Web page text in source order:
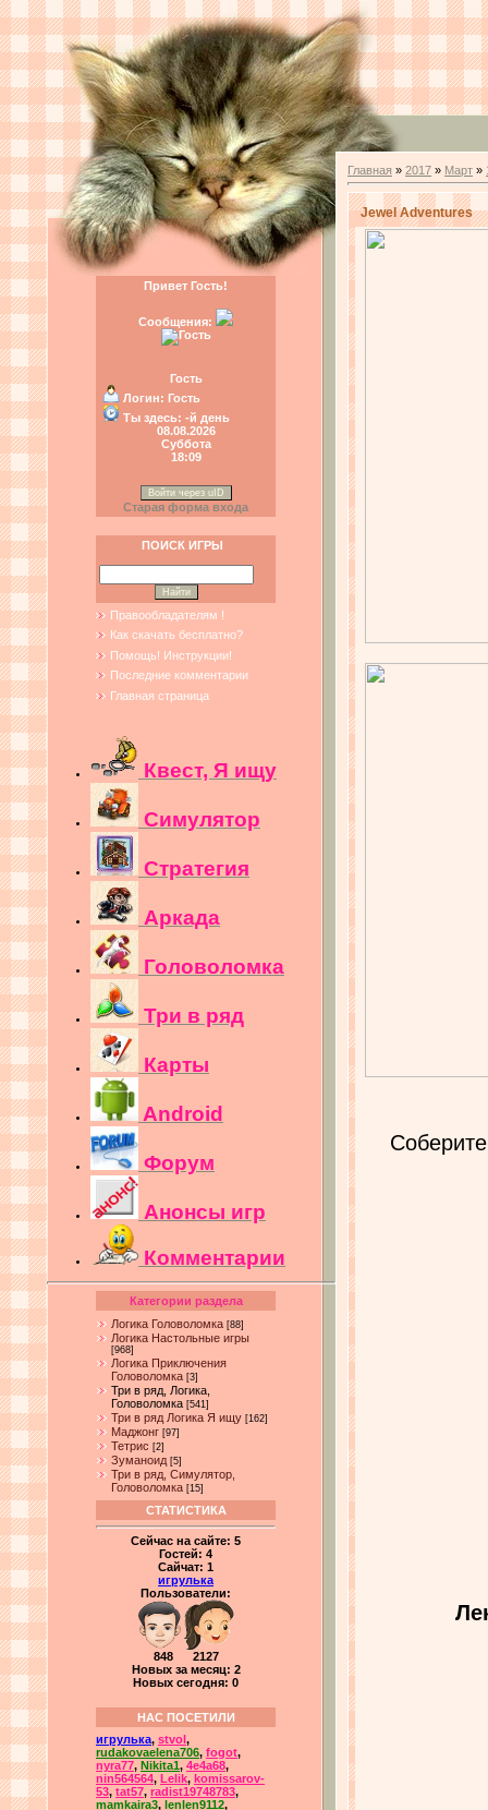
Привет Гость!
Сообщения:
Гость
Логин: Гость
Ты здесь: -й день
08.08.2026
Суббота
18:09
Войти через uID
Старая форма входа
ПОИСК ИГРЫ
Правообладателям !
Как скачать бесплатно?
Помощь! Инструкции!
Последние комментарии
Главная страница
Квест, Я ищу
Симулятор
Стратегия
Аркада
Головоломка
Три в ряд
Карты
Android
Форум
Анонсы игр
Комментарии
Категории раздела
Логика Головоломка [88]
Логика Настольные игры
[968]
Логика Приключения
Головоломка [3]
Три в ряд, Логика,
Головоломка [541]
Три в ряд Логика Я ищу [162]
Маджонг [97]
Тетрис [2]
Зуманоид [5]
Три в ряд, Симулятор,
Головоломка [15]
СТАТИСТИКА
Сейчас на сайте: 5
Гостей: 4
Сайчат: 1
игрулька
Пользователи:
848 2127
Новых за месяц: 2
Новых сегодня: 0
НАС ПОСЕТИЛИ
игрулька, stvol ,
rudakovaelena706, fogot,
nyra77, Nikita1, 4e4a68,
nin564564, Lelik, komissarov-
53, tat57, radist19748783,
mamkaira3, lenlen9112,
Главная » 2017 » Март »
Jewel Adventures